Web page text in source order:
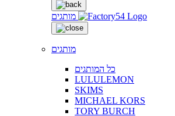
מותגים
מותגים
כל המותגים
LULULEMON
SKIMS
MICHAEL KORS
TORY BURCH